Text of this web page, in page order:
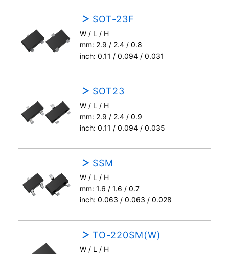
SOT-23F
W / L / H
mm: 2.9 / 2.4 / 0.8
inch: 0.11 / 0.094 / 0.031
SOT23
W / L / H
mm: 2.9 / 2.4 / 0.9
inch: 0.11 / 0.094 / 0.035
SSM
W / L / H
mm: 1.6 / 1.6 / 0.7
inch: 0.063 / 0.063 / 0.028
TO-220SM(W)
W / L / H